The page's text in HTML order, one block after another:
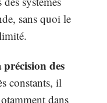
sans quoi le
précision des
constants, il
dans